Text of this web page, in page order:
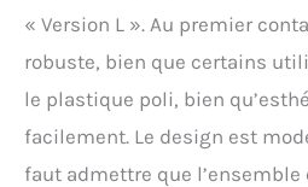
de
à 250
lors
« Version L ». Au premier
robuste, bien que certains
le plastique poli, bien
facilement. Le design est
faut admettre que